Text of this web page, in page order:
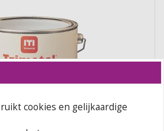
cookies en gelijkaardige